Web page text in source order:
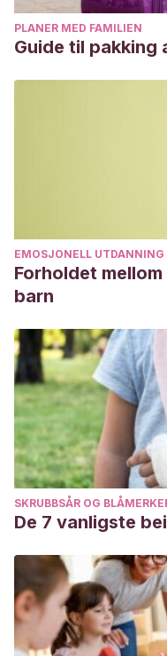
PLANER MED FAMILIEN
Guide til
EMOSJONELL UTDANNING
Forholdet
barn
SKRUBBSÅR OG
De 7 vanligste